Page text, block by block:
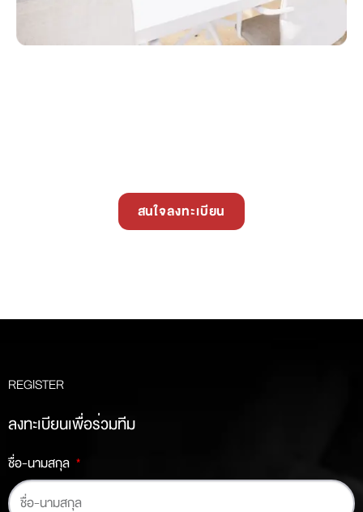
สนใจลงทะเบียน
REGISTER
ลงทะเบียนเพื่อร่วมทีม
ชื่อ-นามสกุล